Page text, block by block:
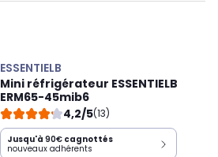
ESSENTIELB
Mini réfrigérateur ESSENTIELB
ERM65-45mib6
4,2/5(13)
Jusqu'à 90€ cagnottés
nouveaux adhérents